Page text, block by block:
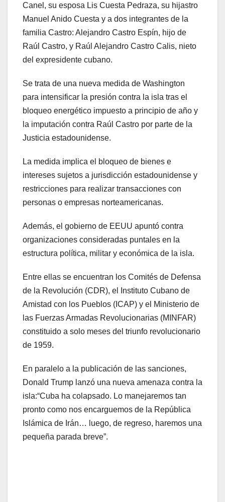
Canel, su esposa Lis Cuesta Pedraza, su hijastro
Manuel Anido Cuesta y a dos integrantes de la
familia Castro: Alejandro Castro Espín, hijo de
Raúl Castro, y Raúl Alejandro Castro Calis, nieto
del expresidente cubano.
Se trata de una nueva medida de Washington
para intensificar la presión contra la isla tras el
bloqueo energético impuesto a principio de año y
la imputación contra Raúl Castro por parte de la
Justicia estadounidense.
La medida implica el bloqueo de bienes e
intereses sujetos a jurisdicción estadounidense y
restricciones para realizar transacciones con
personas o empresas norteamericanas.
Además, el gobierno de EEUU apuntó contra
organizaciones consideradas puntales en la
estructura política, militar y económica de la isla.
Entre ellas se encuentran los Comités de Defensa
de la Revolución (CDR), el Instituto Cubano de
Amistad con los Pueblos (ICAP) y el Ministerio de
las Fuerzas Armadas Revolucionarias (MINFAR)
constituido a solo meses del triunfo revolucionario
de 1959.
En paralelo a la publicación de las sanciones,
Donald Trump lanzó una nueva amenaza contra la
isla:“Cuba ha colapsado. Lo manejaremos tan
pronto como nos encarguemos de la República
Islámica de Irán… luego, de regreso, haremos una
pequeña parada breve”.